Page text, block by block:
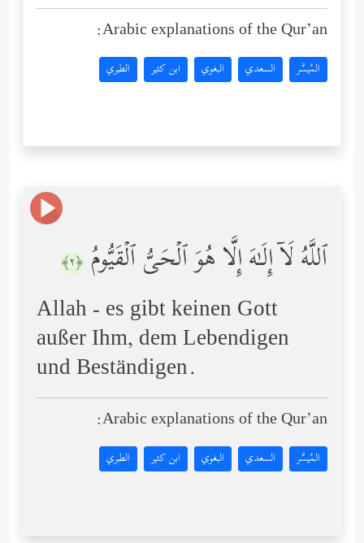
Arabic explanations of the Qur’an:
المُيسَّر السعدي البغوي ابن كثير الطبري
ٱللَّهُ لَاۤ إِلَـٰهَ إِلَّا هُوَ ٱلۡحَیُّ ٱلۡقَیُّومُ ﴿٢﴾
Allah - es gibt keinen Gott
außer Ihm, dem Lebendigen
und Beständigen.
Arabic explanations of the Qur’an:
المُيسَّر السعدي البغوي ابن كثير الطبري